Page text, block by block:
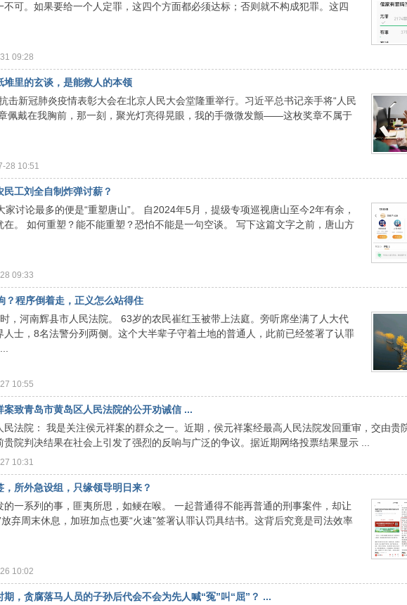
不可。如果要给一个人定罪，这四个方面都必须达标；否则就不构成犯罪。这四
09:28
堆里的玄谈，是能救人的本领
击新冠肺炎疫情表彰大会在北京人民大会堂隆重举行。习近平总书记亲手将“人民
佩戴在我胸前，那一刻，聚光灯亮得晃眼，我的手微微发颤——这枚奖章不属于
28 10:51
工刘全自制炸弹讨薪？
讨论最多的便是“重塑唐山”。 自2024年5月，提级专项巡视唐山至今2年有余，
在。 如何重塑？能不能重塑？恐怕不能是一句空谈。 写下这篇文字之前，唐山方
09:33
？程序倒着走，正义怎么站得住
，河南辉县市人民法院。 63岁的农民崔红玉被带上法庭。旁听席坐满了人大代
人士，8名法警分列两侧。这个大半辈子守着土地的普通人，此前已经签署了认罪
10:55
案致青岛市黄岛区人民法院的公开劝诫信 ...
民法院： 我是关注侯元祥案的群众之一。近期，侯元祥案经最高人民法院发回重审，交由贵
院判决结果在社会上引发了强烈的反响与广泛的争议。据近期网络投票结果显示 ...
10:31
，所外急设组，只缘领导明日来？
的一系列的事，匪夷所思，如鲠在喉。 一起普通得不能再普通的刑事案件，却让
放弃周末休息，加班加点也要“火速”签署认罪认罚具结书。这背后究竟是司法效率
10:02
期，贪腐落马人员的子孙后代会不会为先人喊“冤”叫“屈”？ ...